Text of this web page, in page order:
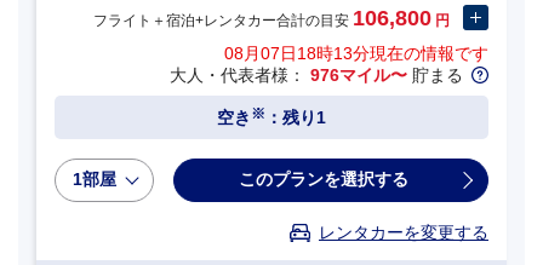
フライト＋宿泊+レンタカー合計の目安 106,800 円
08月07日18時13分現在の情報です
大人・代表者様： 976マイル〜 貯まる
空き ※ ：残り1
1部屋 このプランを選択する
レンタカーを変更する